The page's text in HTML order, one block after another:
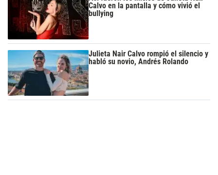
Calvo en la pantalla y cómo vivió el
bullying
Julieta Nair Calvo rompió el silencio y
habló su novio, Andrés Rolando